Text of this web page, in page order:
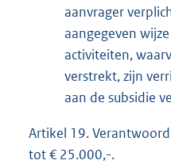
aanvrager
aangegeven
activiteiten,
verstrekt, zijn
aan de subsidie
Artikel 19.
tot € 25.000,-.